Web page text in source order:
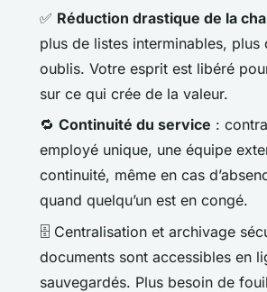
✅ Réduction drastique de la
plus de listes interminables, plus
oublis. Votre esprit est libéré
sur ce qui crée de la valeur.
🔁 Continuité du service :
employé unique, une équipe
continuité, même en cas
quand quelqu’un est en congé.
🗄️ Centralisation et archivage
documents sont accessibles en
sauvegardés. Plus besoin de